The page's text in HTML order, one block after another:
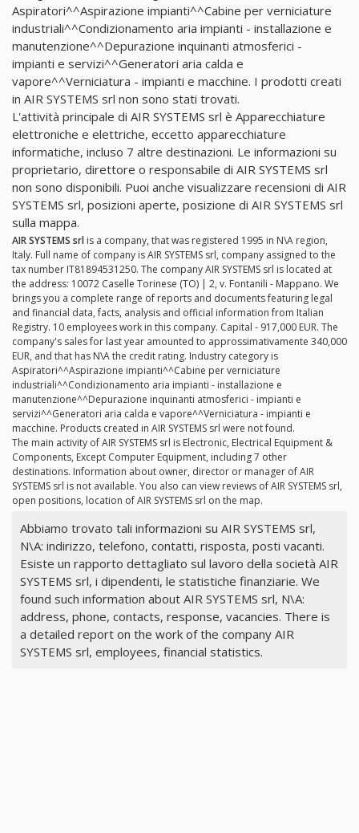
Aspiratori^^Aspirazione impianti^^Cabine per verniciature
industriali^^Condizionamento aria impianti - installazione e
manutenzione^^Depurazione inquinanti atmosferici -
impianti e servizi^^Generatori aria calda e
vapore^^Verniciatura - impianti e macchine. I prodotti creati
in AIR SYSTEMS srl non sono stati trovati.
L'attività principale di AIR SYSTEMS srl è Apparecchiature
elettroniche e elettriche, eccetto apparecchiature
informatiche, incluso 7 altre destinazioni. Le informazioni su
proprietario, direttore o responsabile di AIR SYSTEMS srl
non sono disponibili. Puoi anche visualizzare recensioni di AIR
SYSTEMS srl, posizioni aperte, posizione di AIR SYSTEMS srl
sulla mappa.
AIR SYSTEMS srl is a company, that was registered 1995 in N\A region,
Italy. Full name of company is AIR SYSTEMS srl, company assigned to the
tax number IT81894531250. The company AIR SYSTEMS srl is located at
the address: 10072 Caselle Torinese (TO) | 2, v. Fontanili - Mappano. We
brings you a complete range of reports and documents featuring legal
and financial data, facts, analysis and official information from Italian
Registry. 10 employees work in this company. Capital - 917,000 EUR. The
company's sales for last year amounted to approssimativamente 340,000
EUR, and that has N\A the credit rating. Industry category is
Aspiratori^^Aspirazione impianti^^Cabine per verniciature
industriali^^Condizionamento aria impianti - installazione e
manutenzione^^Depurazione inquinanti atmosferici - impianti e
servizi^^Generatori aria calda e vapore^^Verniciatura - impianti e
macchine. Products created in AIR SYSTEMS srl were not found.
The main activity of AIR SYSTEMS srl is Electronic, Electrical Equipment &
Components, Except Computer Equipment, including 7 other
destinations. Information about owner, director or manager of AIR
SYSTEMS srl is not available. You also can view reviews of AIR SYSTEMS srl,
open positions, location of AIR SYSTEMS srl on the map.
Abbiamo trovato tali informazioni su AIR SYSTEMS srl,
N\A: indirizzo, telefono, contatti, risposta, posti vacanti.
Esiste un rapporto dettagliato sul lavoro della società AIR
SYSTEMS srl, i dipendenti, le statistiche finanziarie. We
found such information about AIR SYSTEMS srl, N\A:
address, phone, contacts, response, vacancies. There is
a detailed report on the work of the company AIR
SYSTEMS srl, employees, financial statistics.